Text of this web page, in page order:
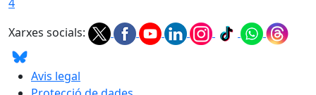
Xarxes socials:
Avis legal